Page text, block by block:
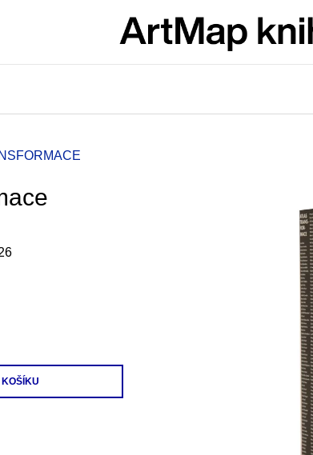
KOŠÍKU
NEJEN ROMSKÉ RECEPTY PRO
SNESITELNĚJŠÍ KLIMA
Původně: